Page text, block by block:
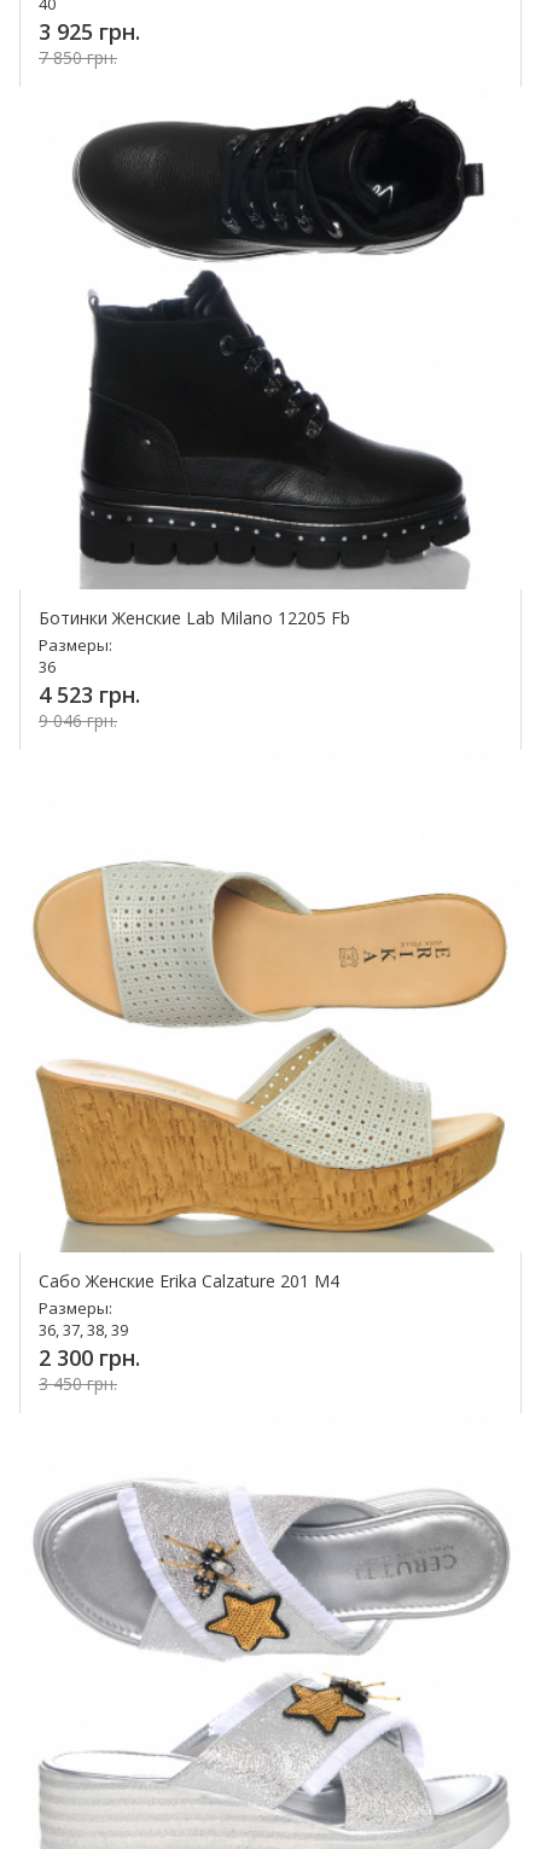
3 925 грн.
7 850 грн.
Ботинки Женские Lab Milano 12205 Fb
Размеры:
36
4 523 грн.
9 046 грн.
Сабо Женские Erika Calzature 201 M4
Размеры:
36, 37, 38, 39
2 300 грн.
3 450 грн.